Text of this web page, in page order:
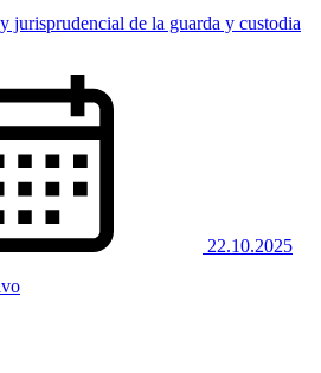
jurisprudencial de la guarda y custodia
22.10.2025